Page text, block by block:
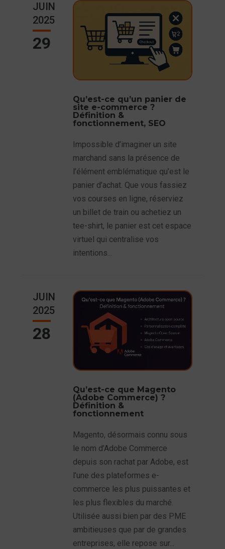
JUIN
2025
29
Qu’est-ce qu’un panier de
site e-commerce ?
Définition &
fonctionnement, SEO
Impossible d’imaginer un site
marchand sans la présence de
l’élément emblématique qu’est le
panier d’achat. Que vous fassiez
vos courses en ligne, réserviez
un billet de train ou achetiez un
tee-shirt, le panier est cet espace
virtuel qui centralise vos
intentions...
JUIN
2025
28
Qu’est-ce que Magento
(Adobe Commerce) ?
Définition &
fonctionnement
Magento, désormais connu sous
le nom d’Adobe Commerce
depuis son rachat par Adobe, est
l’une des plateformes e-
commerce les plus puissantes et
les plus flexibles du marché.
Utilisée aussi bien par des PME
ambitieuses que par de grandes
entreprises, elle repose sur...